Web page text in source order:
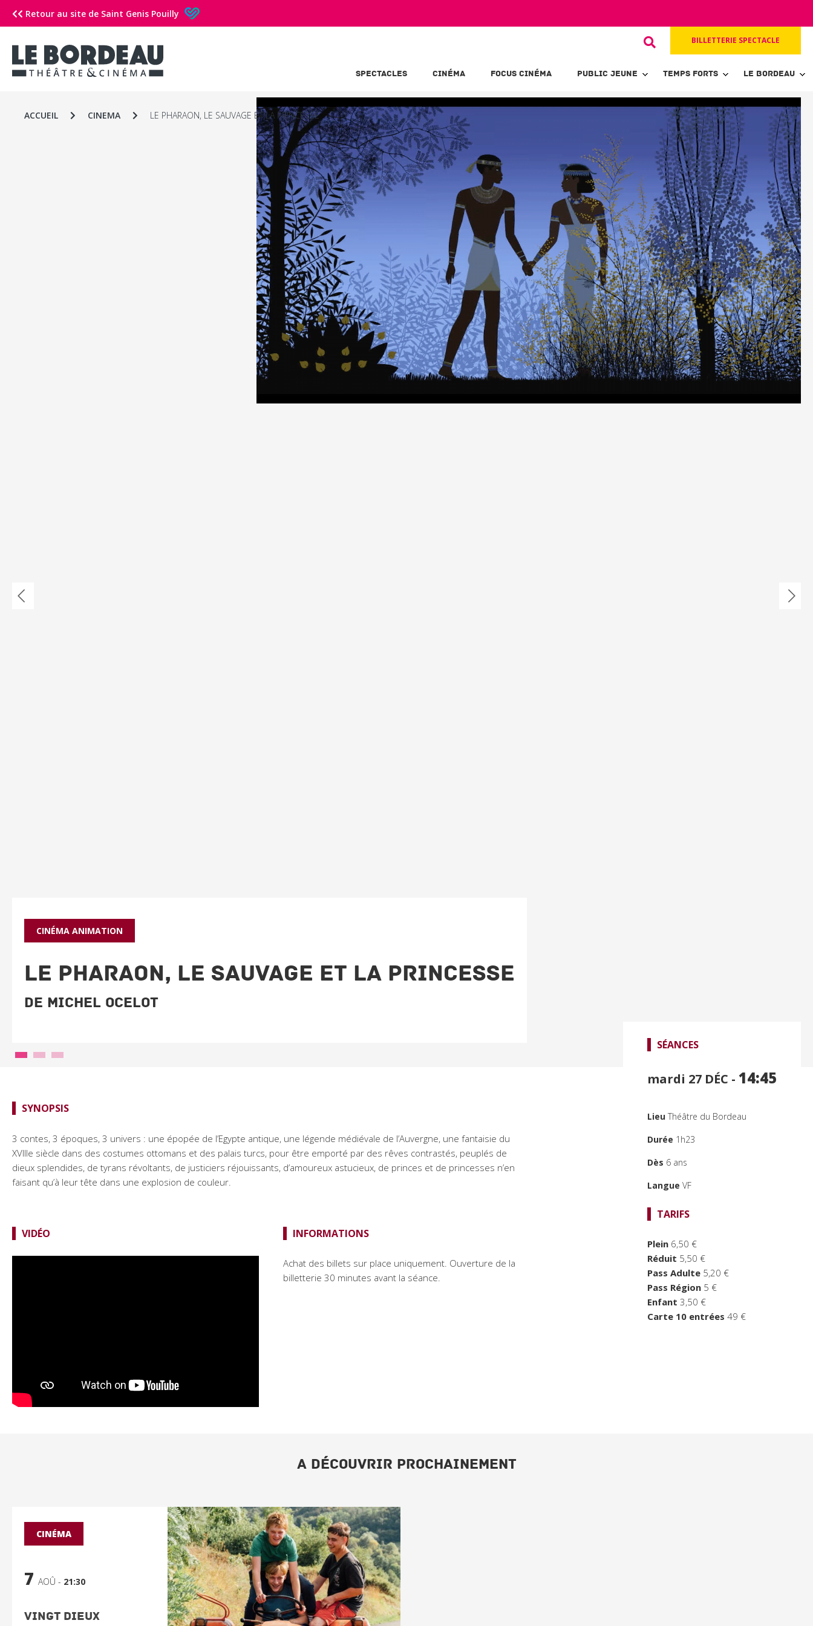
Retour au site de Saint Genis Pouilly
BILLETTERIE SPECTACLE
SPECTACLES CINÉMA FOCUS CINÉMA PUBLIC JEUNE TEMPS FORTS LE BORDEAU
ACCUEIL CINEMA LE PHARAON, LE SAUVAGE ET LA PRINCESSE
CINÉMA ANIMATION
LE PHARAON, LE SAUVAGE ET LA PRINCESSE
De Michel Ocelot
SÉANCES
mardi 27 DÉC - 14:45
Lieu Théâtre du Bordeau
Durée 1h23
Dès 6 ans
Langue VF
TARIFS
Plein 6,50 €
Réduit 5,50 €
Pass Adulte 5,20 €
Pass Région 5 €
Enfant 3,50 €
Carte 10 entrées 49 €
SYNOPSIS
3 contes, 3 époques, 3 univers : une épopée de l’Egypte antique, une légende médiévale de l’Auvergne, une fantaisie du
XVIIIe siècle dans des costumes ottomans et des palais turcs, pour être emporté par des rêves contrastés, peuplés de
dieux splendides, de tyrans révoltants, de justiciers réjouissants, d’amoureux astucieux, de princes et de princesses n’en
faisant qu’à leur tête dans une explosion de couleur.
VIDÉO INFORMATIONS
Achat des billets sur place uniquement. Ouverture de la
billetterie 30 minutes avant la séance.
A DÉCOUVRIR PROCHAINEMENT
CINÉMA
7AOÛ - 21:30
Vingt Dieux